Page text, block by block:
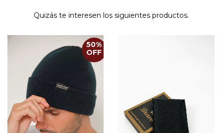
Quizás te interesen los siguientes productos.
50%
OFF